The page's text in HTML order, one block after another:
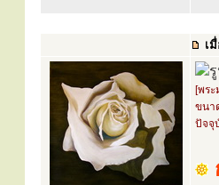
เ
[พร
ขนา
ปัจจุ